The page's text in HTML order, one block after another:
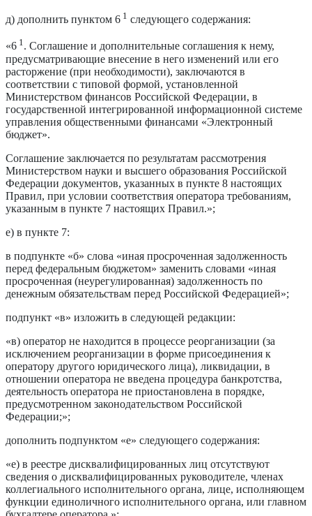
д) дополнить пунктом 6 1 следующего содержания:
«6 1. Соглашение и дополнительные соглашения к нему,
предусматривающие внесение в него изменений или его
расторжение (при необходимости), заключаются в
соответствии с типовой формой, установленной
Министерством финансов Российской Федерации, в
государственной интегрированной информационной системе
управления общественными финансами «Электронный
бюджет».
Соглашение заключается по результатам рассмотрения
Министерством науки и высшего образования Российской
Федерации документов, указанных в пункте 8 настоящих
Правил, при условии соответствия оператора требованиям,
указанным в пункте 7 настоящих Правил.»;
е) в пункте 7:
в подпункте «б» слова «иная просроченная задолженность
перед федеральным бюджетом» заменить словами «иная
просроченная (неурегулированная) задолженность по
денежным обязательствам перед Российской Федерацией»;
подпункт «в» изложить в следующей редакции:
«в) оператор не находится в процессе реорганизации (за
исключением реорганизации в форме присоединения к
оператору другого юридического лица), ликвидации, в
отношении оператора не введена процедура банкротства,
деятельность оператора не приостановлена в порядке,
предусмотренном законодательством Российской
Федерации;»;
дополнить подпунктом «е» следующего содержания:
«е) в реестре дисквалифицированных лиц отсутствуют
сведения о дисквалифицированных руководителе, членах
коллегиального исполнительного органа, лице, исполняющем
функции единоличного исполнительного органа, или главном